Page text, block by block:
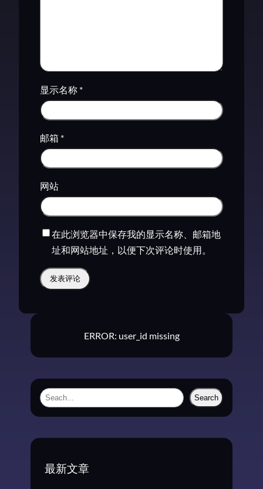
显示名称 *
邮箱 *
网站
在此浏览器中保存我的显示名称、邮箱地
址和网站地址，以便下次评论时使用。
ERROR: user_id missing
S
Search
最新文章